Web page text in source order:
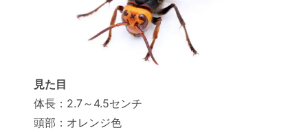
見た目
体長：2.7～4.5センチ
頭部：オレンジ色